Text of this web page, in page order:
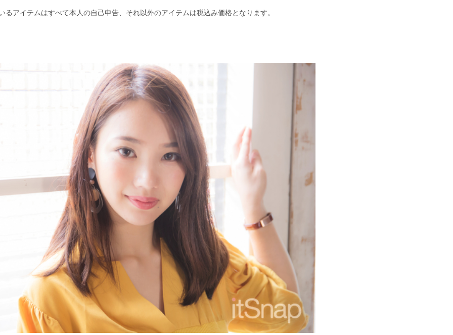
るアイテムはすべて本人の自己申告、それ以外のアイテムは税込み価格となります。